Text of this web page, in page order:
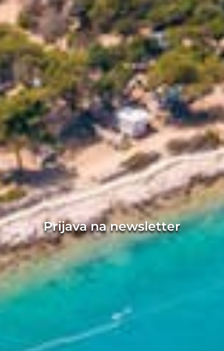
Prijava na newsletter